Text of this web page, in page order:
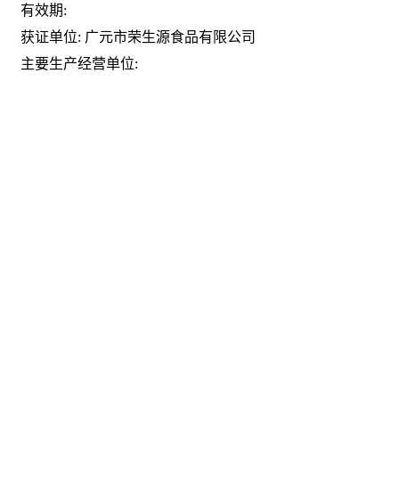
有效期:
获证单位: 广元市荣生源食品有限公司
主要生产经营单位: